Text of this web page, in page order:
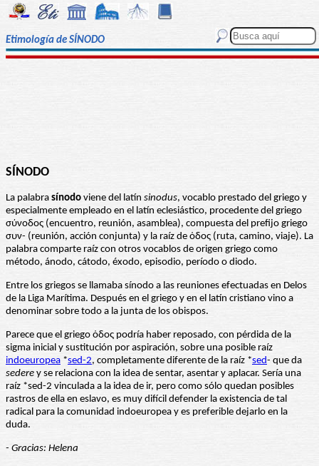
Etimología de SÍNODO
SÍNODO
La palabra sínodo viene del latín sinodus, vocablo prestado del griego y
especialmente empleado en el latín eclesiástico, procedente del griego
σύνοδος (encuentro, reunión, asamblea), compuesta del prefijo griego
συν- (reunión, acción conjunta) y la raíz de ὁδος (ruta, camino, viaje). La
palabra comparte raíz con otros vocablos de origen griego como
método, ánodo, cátodo, éxodo, episodio, período o diodo.
Entre los griegos se llamaba sínodo a las reuniones efectuadas en Delos
de la Liga Marítima. Después en el griego y en el latín cristiano vino a
denominar sobre todo a la junta de los obispos.
Parece que el griego ὁδος podría haber reposado, con pérdida de la
sigma inicial y sustitución por aspiración, sobre una posible raíz
indoeuropea *sed-2, completamente diferente de la raíz *sed- que da
sedere y se relaciona con la idea de sentar, asentar y aplacar. Sería una
raíz *sed-2 vinculada a la idea de ir, pero como sólo quedan posibles
rastros de ella en eslavo, es muy difícil defender la existencia de tal
radical para la comunidad indoeuropea y es preferible dejarlo en la
duda.
- Gracias: Helena